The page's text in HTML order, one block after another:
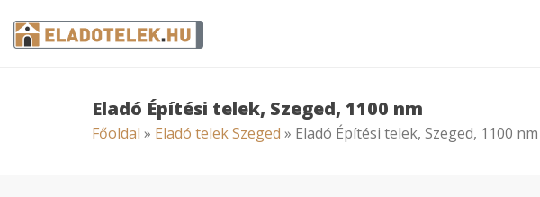
Eladó Építési telek, Szeged, 1100 nm
Főoldal » Eladó telek Szeged » Eladó Építési telek, Szeged, 1100 nm